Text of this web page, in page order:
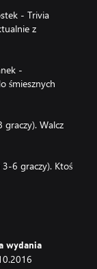
- Trivia
z
-
śmiesznych
graczy). Walcz
6 graczy). Ktoś
potrzeba
do 10 000
wydania